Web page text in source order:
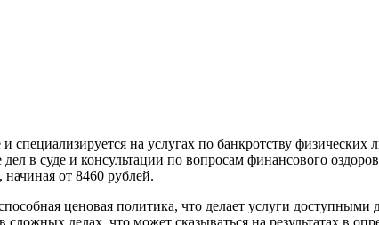
специализируется на услугах по банкротству
в суде и консультации по вопросам финансового
от 8460 рублей.
ценовая политика, что делает услуги